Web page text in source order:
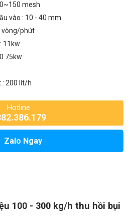
mesh
vào : 10 - 40 mm
vòng/phút
11kw
: 200 lít/h
Hotline
Zalo Ngay
100 - 300 kg/h thu hồi bụi